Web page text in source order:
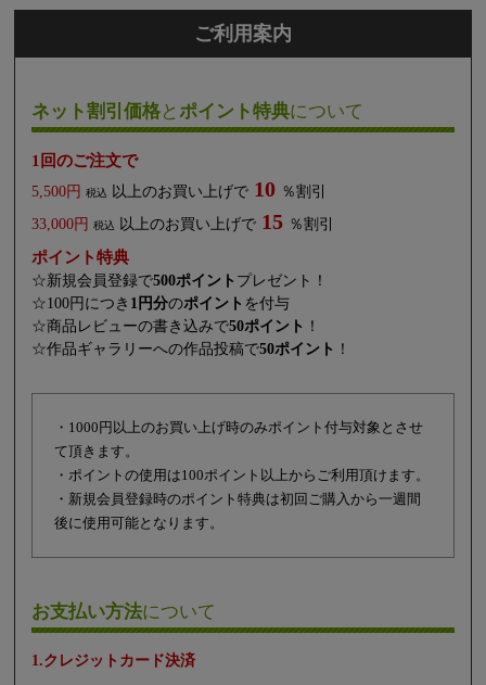
ご利用案内
ネット割引価格とポイント特典について
1回のご注文で
5,500円 税込 以上のお買い上げで 10 ％割引
33,000円
税込 以上のお買い上げで 15 ％割引
ポイント特典
☆新規会員登録で500ポイント プレゼント！
☆100円につき 1円分のポイント を付与
☆商品レビューの書き込みで50ポイント ！
☆作品ギャラリーへの作品投稿で50ポイント ！
・1000円以上のお買い上げ時のみポイント付与対象とさせ
て頂きます。
・ポイントの使用は100ポイント以上からご利用頂けます。
・新規会員登録時のポイント特典は初回ご購入から一週間
後に使用可能となります。
お支払い方法について
1.クレジットカード決済